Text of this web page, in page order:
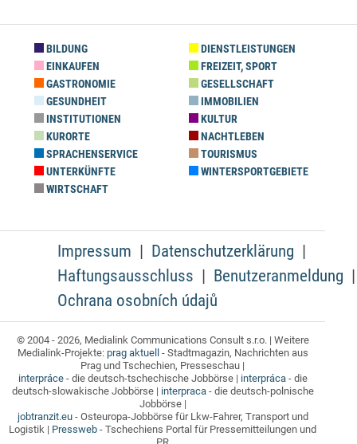
BILDUNG
DIENSTLEISTUNGEN
EINKAUFEN
FREIZEIT, SPORT
GASTRONOMIE
GESELLSCHAFT
GESUNDHEIT
IMMOBILIEN
INSTITUTIONEN
KULTUR
KURORTE
NACHTLEBEN
SPRACHENSERVICE
TOURISMUS
UNTERKÜNFTE
WINTERSPORTGEBIETE
WIRTSCHAFT
Impressum
Datenschutzerklärung
Haftungsausschluss
Benutzeranmeldung
Ochrana osobních údajů
© 2004 - 2026, Medialink Communications Consult s.r.o. | Weitere
Medialink-Projekte: prag aktuell- Stadtmagazin, Nachrichten aus
Prag und Tschechien, Presseschau |
interpráce- die deutsch-tschechische Jobbörse | interpráca- die
deutsch-slowakische Jobbörse | interpraca- die deutsch-polnische
Jobbörse |
jobtranzit.eu- Osteuropa-Jobbörse für Lkw-Fahrer, Transport und
Logistik | Pressweb - Tschechiens Portal für Pressemitteilungen und